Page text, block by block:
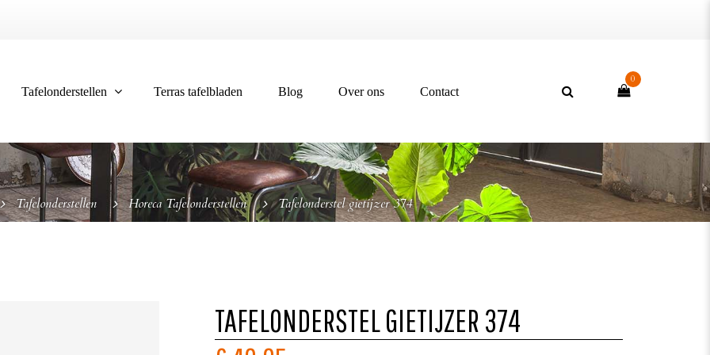
Tafelonderstellen Terras tafelbladen Blog Over ons Contact
0
Tafelonderstellen Horeca Tafelonderstellen Tafelonderstel gietijzer 374
TAFELONDERSTEL GIETIJZER 374